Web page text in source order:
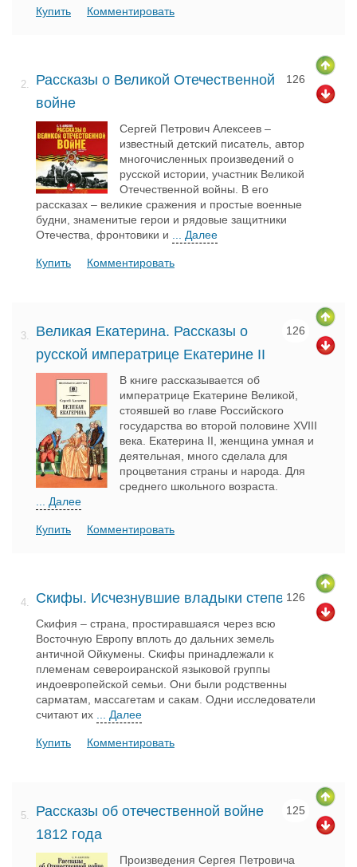
Купить Комментировать
2.
Рассказы о Великой Отечественной
войне
126
Сергей Петрович Алексеев –
известный детский писатель, автор
многочисленных произведений о
русской истории, участник Великой
Отечественной войны. В его
рассказах – великие сражения и простые военные
будни, знаменитые герои и рядовые защитники
Отечества, фронтовики и
... Далее
Купить Комментировать
3.
Великая Екатерина. Рассказы о
русской императрице Екатерине II
126
В книге рассказывается об
императрице Екатерине Великой,
стоявшей во главе Российского
государства во второй половине XVIII
века. Екатерина II, женщина умная и
деятельная, много сделала для
процветания страны и народа. Для
среднего школьного возраста.
... Далее
Купить Комментировать
4. Скифы. Исчезнувшие владыки степей126
Скифия – страна, простиравшаяся через всю
Восточную Европу вплоть до дальних земель
античной Ойкумены. Скифы принадлежали к
племенам североиранской языковой группы
индоевропейской семьи. Они были родственны
сарматам, массагетам и сакам. Одни исследователи
считают их
... Далее
Купить Комментировать
5.
Рассказы об отечественной войне
1812 года
125
Произведения Сергея Петровича